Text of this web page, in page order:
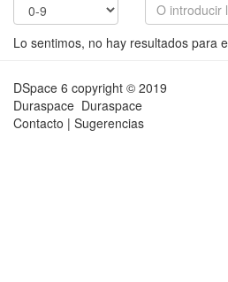
Lo sentimos, no hay resultados para
DSpace 6 copyright © 2019
Duraspace Duraspace
Contacto | Sugerencias